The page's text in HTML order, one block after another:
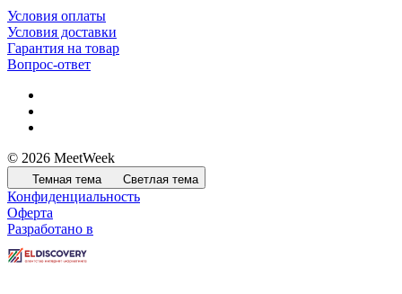
Условия оплаты
Условия доставки
Гарантия на товар
Вопрос-ответ
© 2026 MeetWeek
Темная тема Светлая тема
Конфиденциальность
Оферта
Разработано в